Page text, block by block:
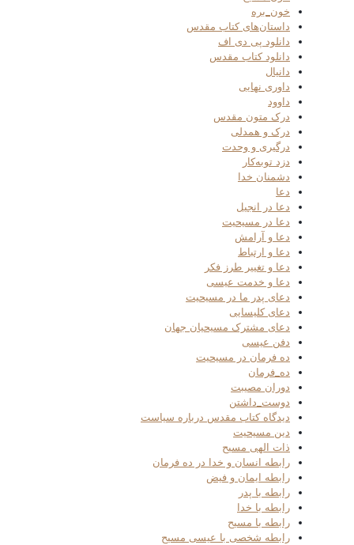
خون_بره
داستان‌های کتاب مقدس
دانلود پی دی اف
دانلود کتاب مقدس
دانیال
داوری نهایی
داوود
درک متون مقدس
درک و همدلی
درگیری و وحدت
دزد توبه‌کار
دشمنان خدا
دعا
دعا در انجیل
دعا در مسیحیت
دعا و آرامش
دعا و ارتباط
دعا و تغییر طرز فکر
دعا و خدمت عیسی
دعای پدر ما در مسیحیت
دعای کلیسایی
دعای مشترک مسیحیان جهان
دفن عیسی
ده فرمان در مسیحیت
ده_فرمان
دوران مصیبت
دوست_داشتن
دیدگاه کتاب مقدس درباره سیاست
دین مسیحیت
ذات الهی مسیح
رابطه انسان و خدا در ده فرمان
رابطه ایمان و فیض
رابطه با پدر
رابطه با خدا
رابطه با مسیح
رابطه شخصی با عیسی مسیح